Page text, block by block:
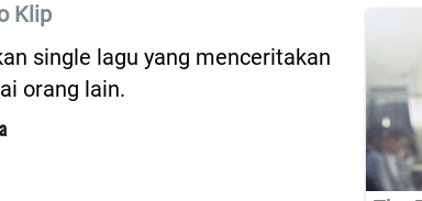
Klip
single lagu yang menceritakan
orang lain.